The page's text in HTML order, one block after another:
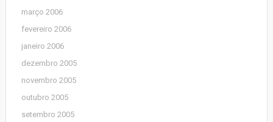
março 2006
fevereiro 2006
janeiro 2006
dezembro 2005
novembro 2005
outubro 2005
setembro 2005